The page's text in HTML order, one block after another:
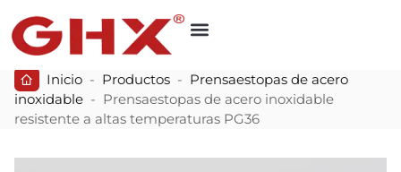
Inicio - Productos - Prensaestopas de acero
inoxidable - Prensaestopas de acero inoxidable
resistente a altas temperaturas PG36